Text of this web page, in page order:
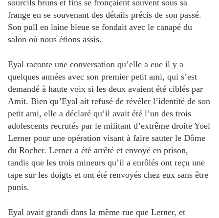
sourcils bruns et fins se fronçaient souvent sous sa
frange en se souvenant des détails précis de son passé.
Son pull en laine bleue se fondait avec le canapé du
salon où nous étions assis.
Eyal raconte une conversation qu’elle a eue il y a
quelques années avec son premier petit ami, qui s’est
demandé à haute voix si les deux avaient été ciblés par
Amit. Bien qu’Eyal ait refusé de révéler l’identité de son
petit ami, elle a déclaré qu’il avait été l’un des trois
adolescents recrutés par le militant d’extrême droite Yoel
Lerner pour une opération visant à faire sauter le Dôme
du Rocher. Lerner a été arrêté et envoyé en prison,
tandis que les trois mineurs qu’il a enrôlés ont reçu une
tape sur les doigts et ont été renvoyés chez eux sans être
punis.
Eyal avait grandi dans la même rue que Lerner, et